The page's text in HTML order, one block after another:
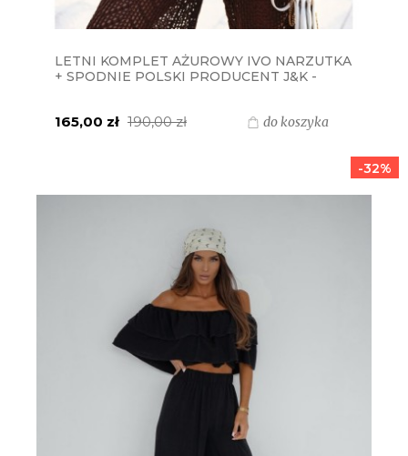
LETNI KOMPLET AŻUROWY IVO NARZUTKA
+ SPODNIE POLSKI PRODUCENT J&K -
165,00 zł 190,00 zł do koszyka
-32%